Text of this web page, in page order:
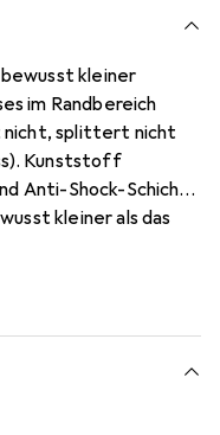
kleiner
im Randbereich
nicht, splittert nicht
Kunststoff
Anti-Shock-Schicht
kleiner als das
rückstandsfrei zu
Anti-
-